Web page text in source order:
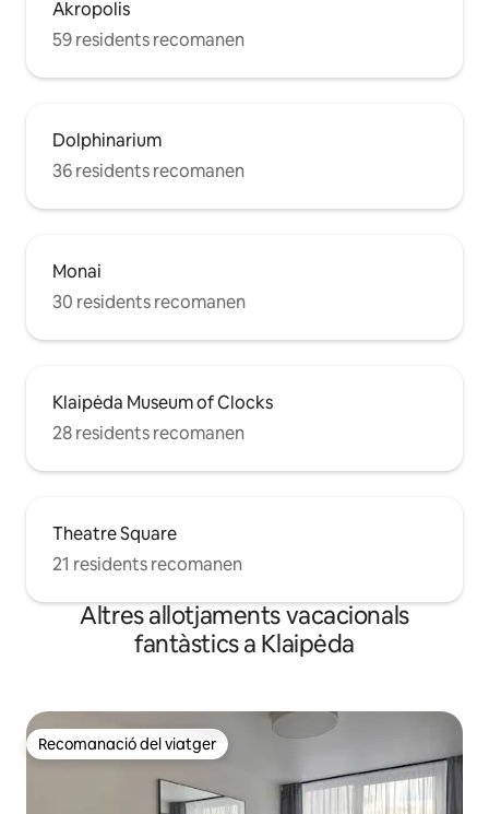
Akropolis
59 residents recomanen
Dolphinarium
36 residents recomanen
Monai
30 residents recomanen
Klaipėda Museum of Clocks
28 residents recomanen
Theatre Square
21 residents recomanen
Altres allotjaments vacacionals
fantàstics a Klaipėda
Recomanació del viatger
Recomanació del viatger